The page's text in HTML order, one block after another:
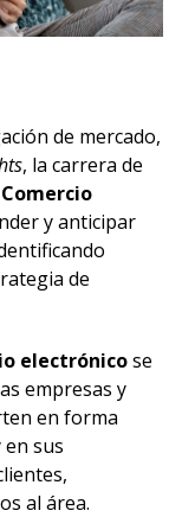
Iniciá
de mercado,
, la carrera de
y anticipar
de
electrónicose
empresas y
en forma
en sus
al área.